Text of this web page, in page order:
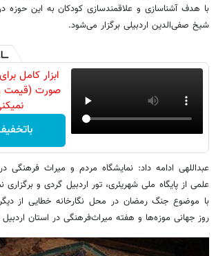
با هدف آشناسازی و علاقمندسازی کودکان به این حوزه
شیخ صفی‌الدین اردبیلی برگزار می‌شود.
ابزار کامل
صورت (قیمت
عبداللهی ادامه داد: نمایشگاه مردم و میراث فرهنگی
علمی از پایگاه ملی شهریئری، تور اردبیل گردی و
با موضوع جنگ رمضان در محل نگارخانه خطایی از
روز جهانی موزه‌ها و هفته میراث‌فرهنگی در استان